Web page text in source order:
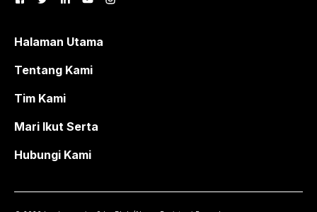
Halaman Utama
Tentang Kami
Tim Kami
Mari Ikut Serta
Hubungi Kami